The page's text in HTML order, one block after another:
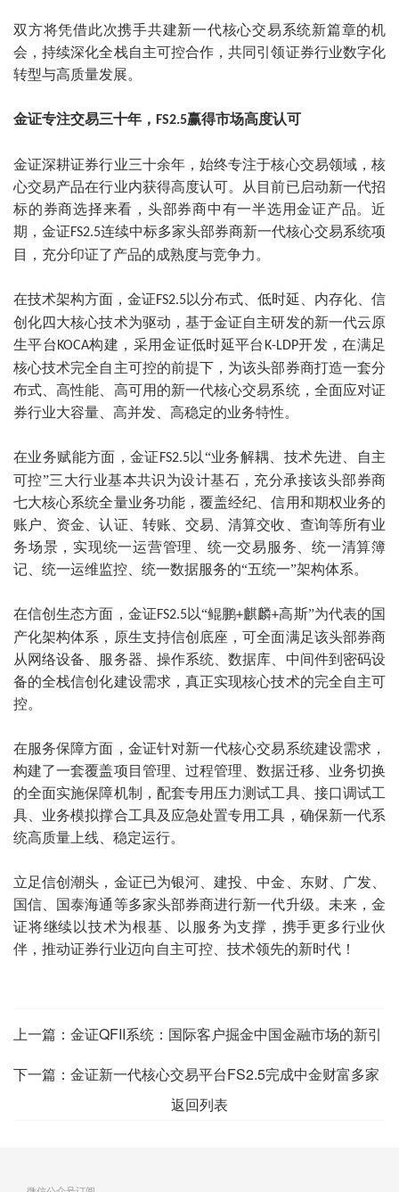
双方将凭借此次携手共建新一代核心交易系统新篇章的机
会，持续深化全栈自主可控合作，共同引领证券行业数字化
转型与高质量发展。
金证专注交易三十年， FS2.5赢得市场高度认可
金证深耕证券行业三十余年，始终专注于核心交易领域，核
心交易产品在行业内获得高度认可。从目前已启动新一代招
标的券商选择来看，头部券商中有一半选用金证产品。近
期，金证FS2.5连续中标多家头部券商新一代核心交易系统项
目，充分印证了产品的成熟度与竞争力。
在技术架构方面，金证FS2.5以分布式、低时延、内存化、信
创化四大核心技术为驱动，基于金证自主研发的新一代云原
生平台 KOCA构建，采用金证低时延平台 K-LDP开发，在满足
核心技术完全自主可控的前提下，为该头部券商打造一套分
布式、高性能、高可用的新一代核心交易系统，全面应对证
券行业大容量、高并发、高稳定的业务特性。
在业务赋能方面，金证 FS2.5以“业务解耦、技术先进、自主
可控”三大行业基本共识为设计基石，充分承接该头部券商
七大核心系统全量业务功能，覆盖经纪、信用和期权业务的
账户、资金、认证、转账、交易、清算交收、查询等所有业
务场景，实现统一运营管理、统一交易服务、统一清算簿
记、统一运维监控、统一数据服务的“五统一”架构体系。
在信创生态方面，金证FS2.5以“鲲鹏+麒麟+高斯”为代表的国
产化架构体系，原生支持信创底座，可全面满足该头部券商
从网络设备、服务器、操作系统、数据库、中间件到密码设
备的全栈信创化建设需求，真正实现核心技术的完全自主可
控。
在服务保障方面，金证针对新一代核心交易系统建设需求，
构建了一套覆盖项目管理、过程管理、数据迁移、业务切换
的全面实施保障机制，配套专用压力测试工具、接口调试工
具、业务模拟撑合工具及应急处置专用工具，确保新一代系
统高质量上线、稳定运行。
立足信创潮头，金证已为银河、建投、中金、东财、广发、
国信、国泰海通等多家头部券商进行新一代升级。未来，金
证将继续以技术为根基、以服务为支撑，携手更多行业伙
伴，推动证券行业迈向自主可控、技术领先的新时代！
上一篇： 金证QFII系统：国际客户掘金中国金融市场的新引
擎
下一篇： 金证新一代核心交易平台FS2.5完成中金财富多家
返回列表